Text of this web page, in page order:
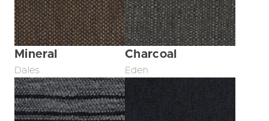
Mineral
Dales
Charcoal
Eden